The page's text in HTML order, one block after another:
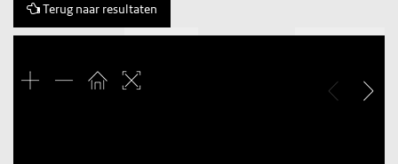
Terug naar resultaten